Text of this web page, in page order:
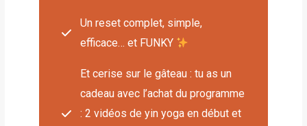
Un reset complet, simple,
efficace… et FUNKY
Et cerise sur le gâteau : tu as un
cadeau avec l’achat du programme
: 2 vidéos de yin yoga en début et